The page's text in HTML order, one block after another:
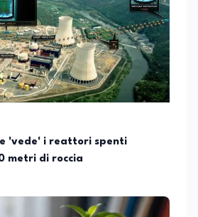
'vede' i reattori spenti
metri di roccia